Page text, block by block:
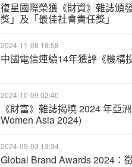
復星國際榮獲《財資》雜誌頒
獎」及「最佳社會責任獎」
2024-11-08 18:58
中國電信連續14年獲評《機構
2024-10-09 02:40
《財富》雜誌揭曉 2024 年亞
Women Asia 2024)
2024-09-03 13:34
Global Brand Awards 2024：